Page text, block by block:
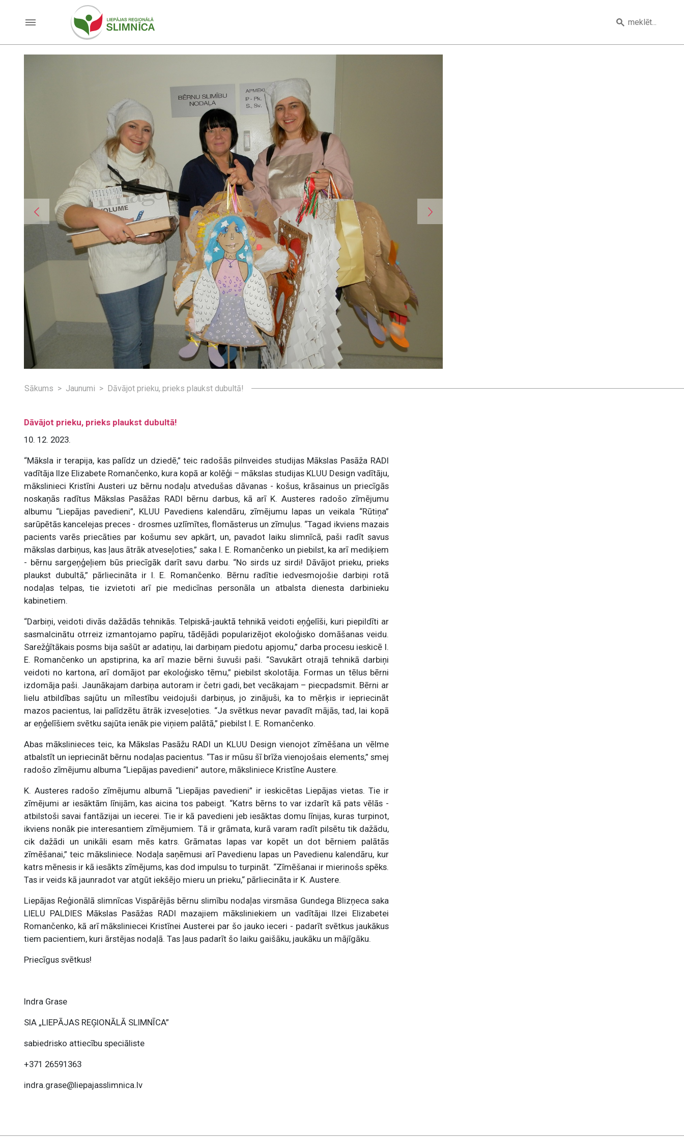
Sākums Jaunumi Dāvājot prieku, prieks plaukst dubultā!
Dāvājot prieku, prieks plaukst dubultā!
10. 12. 2023.
“Māksla ir terapija, kas palīdz un dziedē,” teic radošās pilnveides studijas Mākslas Pasāža RADI
vadītāja Ilze Elizabete Romančenko, kura kopā ar kolēģi – mākslas studijas KLUU Design vadītāju,
mākslinieci Kristīni Austeri uz bērnu nodaļu atvedušas dāvanas - košus, krāsainus un priecīgās
noskaņās radītus Mākslas Pasāžas RADI bērnu darbus, kā arī K. Austeres radošo zīmējumu
albumu “Liepājas pavedieni”, KLUU Pavediens kalendāru, zīmējumu lapas un veikala “Rūtiņa”
sarūpētās kancelejas preces - drosmes uzlīmītes, flomāsterus un zīmuļus. “Tagad ikviens mazais
pacients varēs priecāties par košumu sev apkārt, un, pavadot laiku slimnīcā, paši radīt savus
mākslas darbiņus, kas ļaus ātrāk atveseļoties,” saka I. E. Romančenko un piebilst, ka arī mediķiem
- bērnu sargeņģeļiem būs priecīgāk darīt savu darbu. “No sirds uz sirdi! Dāvājot prieku, prieks
plaukst dubultā,” pārliecināta ir I. E. Romančenko. Bērnu radītie iedvesmojošie darbiņi rotā
nodaļas telpas, tie izvietoti arī pie medicīnas personāla un atbalsta dienesta darbinieku
kabinetiem.
“Darbiņi, veidoti divās dažādās tehnikās. Telpiskā-jauktā tehnikā veidoti eņģelīši, kuri piepildīti ar
sasmalcinātu otrreiz izmantojamo papīru, tādējādi popularizējot ekoloģisko domāšanas veidu.
Sarežģītākais posms bija sašūt ar adatiņu, lai darbiņam piedotu apjomu,” darba procesu ieskicē I.
E. Romančenko un apstiprina, ka arī mazie bērni šuvuši paši. “Savukārt otrajā tehnikā darbiņi
veidoti no kartona, arī domājot par ekoloģisko tēmu,” piebilst skolotāja. Formas un tēlus bērni
izdomāja paši. Jaunākajam darbiņa autoram ir četri gadi, bet vecākajam – piecpadsmit. Bērni ar
lielu atbildības sajūtu un mīlestību veidojuši darbiņus, jo zinājuši, ka to mērķis ir iepriecināt
mazos pacientus, lai palīdzētu ātrāk izveseļoties. “Ja svētkus nevar pavadīt mājās, tad, lai kopā
ar eņģelīšiem svētku sajūta ienāk pie viņiem palātā,” piebilst I. E. Romančenko.
Abas mākslinieces teic, ka Mākslas Pasāžu RADI un KLUU Design vienojot zīmēšana un vēlme
atbalstīt un iepriecināt bērnu nodaļas pacientus. “Tas ir mūsu šī brīža vienojošais elements,” smej
radošo zīmējumu albuma “Liepājas pavedieni” autore, māksliniece Kristīne Austere.
K. Austeres radošo zīmējumu albumā “Liepājas pavedieni” ir ieskicētas Liepājas vietas. Tie ir
zīmējumi ar iesāktām līnijām, kas aicina tos pabeigt. “Katrs bērns to var izdarīt kā pats vēlās -
atbilstoši savai fantāzijai un iecerei. Tie ir kā pavedieni jeb iesāktas domu līnijas, kuras turpinot,
ikviens nonāk pie interesantiem zīmējumiem. Tā ir grāmata, kurā varam radīt pilsētu tik dažādu,
cik dažādi un unikāli esam mēs katrs. Grāmatas lapas var kopēt un dot bērniem palātās
zīmēšanai,” teic māksliniece. Nodaļa saņēmusi arī Pavedienu lapas un Pavedienu kalendāru, kur
katrs mēnesis ir kā iesākts zīmējums, kas dod impulsu to turpināt. “Zīmēšanai ir mierinošs spēks.
Tas ir veids kā jaunradot var atgūt iekšējo mieru un prieku,“ pārliecināta ir K. Austere.
Liepājas Reģionālā slimnīcas Vispārējās bērnu slimību nodaļas virsmāsa Gundega Blizņeca saka
LIELU PALDIES Mākslas Pasāžas RADI mazajiem māksliniekiem un vadītājai Ilzei Elizabetei
Romančenko, kā arī māksliniecei Kristīnei Austerei par šo jauko ieceri - padarīt svētkus jaukākus
tiem pacientiem, kuri ārstējas nodaļā. Tas ļaus padarīt šo laiku gaišāku, jaukāku un mājīgāku.
Priecīgus svētkus!
Indra Grase
SIA „LIEPĀJAS REĢIONĀLĀ SLIMNĪCA”
sabiedrisko attiecību speciāliste
+371 26591363
indra.grase@liepajasslimnica.lv